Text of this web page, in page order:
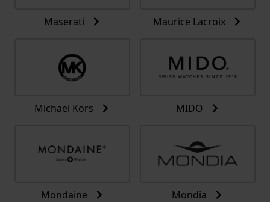
Maserati Maurice Lacroix
Michael Kors MIDO
Mondaine Mondia